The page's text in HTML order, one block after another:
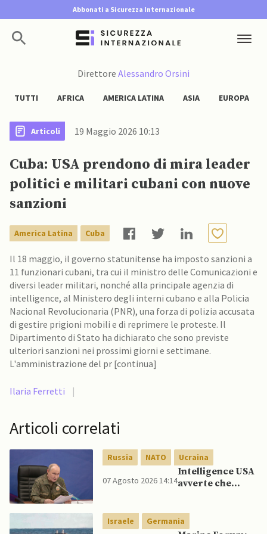
Abbonati a Sicurezza Internazionale
Direttore Alessandro Orsini
TUTTI AFRICA AMERICA LATINA ASIA EUROPA
Articoli 19 Maggio 2026 10:13
Cuba: USA prendono di mira leader
politici e militari cubani con nuove
sanzioni
America Latina Cuba
Il 18 maggio, il governo statunitense ha imposto sanzioni a
11 funzionari cubani, tra cui il ministro delle Comunicazioni e
diversi leader militari, nonché alla principale agenzia di
intelligence, al Ministero degli interni cubano e alla Policia
Nacional Revolucionaria (PNR), una forza di polizia accusata
di gestire prigioni mobili e di reprimere le proteste. Il
Dipartimento di Stato ha dichiarato che sono previste
ulteriori sanzioni nei prossimi giorni e settimane.
L'amministrazione del pr [continua]
Ilaria Ferretti |
Articoli correlati
Russia NATO Ucraina
07 Agosto 2026 14:14
Intelligence USA
avverte che
mentre è ancora
impegnato in
Israele Germania